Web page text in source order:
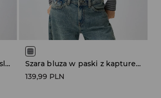
Granatowa bluza rozpinana slim fit z reglanowym rękawem
Szara bluza w paski z kapturem
139,99 PLN